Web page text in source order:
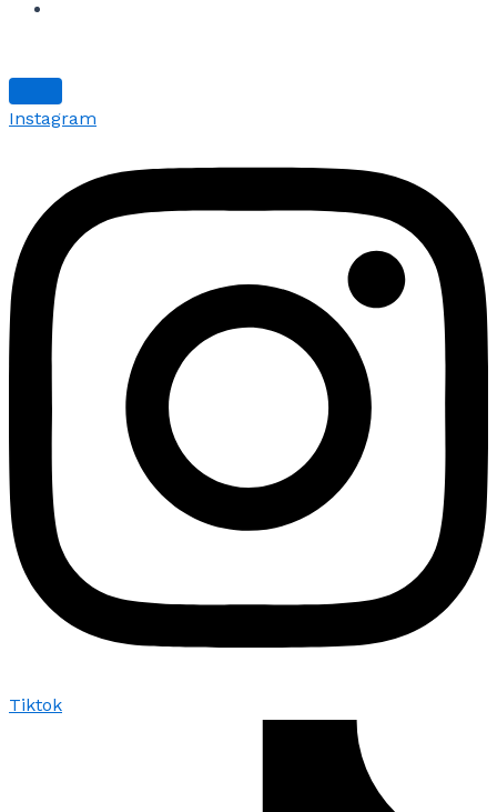
Instagram
Tiktok